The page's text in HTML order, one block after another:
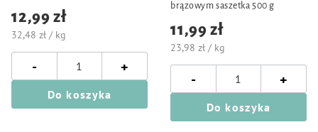
12,99 zł
32,48 zł / kg
- +
Do koszyka
brązowym saszetka 500 g
11,99 zł
23,98 zł / kg
- +
Do koszyka